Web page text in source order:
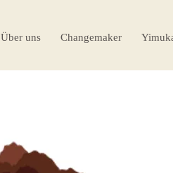
Über uns Changemaker